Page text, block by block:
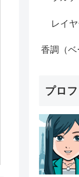
レイ
香調（ベ
プロ